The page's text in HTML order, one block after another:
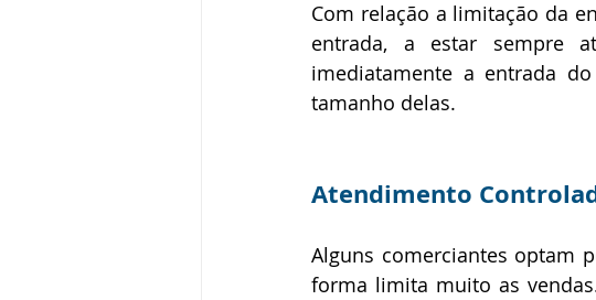
Com relação a limitação da
entrada, a estar sempre
imediatamente a entrada
tamanho delas.
Atendimento
Alguns comerciantes optam
forma limita muito as